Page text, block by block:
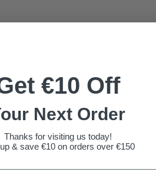
€10 Off
Next Order
Thanks for visiting us today!
& save €10 on orders over €150